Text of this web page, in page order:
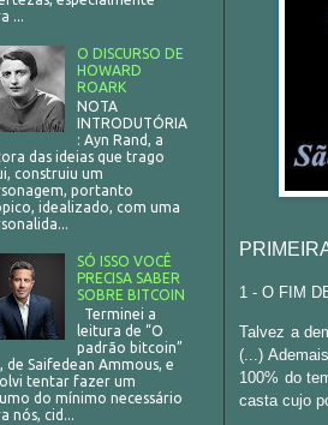
1 - O FIM
Talvez a
(...)
100% do
casta cujo
...
O DISCURSO DE
HOWARD
ROARK
NOTA
INTRODUTÓRIA
: Ayn Rand, a
das ideias que trago
construiu um
portanto
idealizado, com uma
SÓ ISSO VOCÊ
PRECISA SABER
SOBRE BITCOIN
Terminei a
leitura de “O
padrão bitcoin”
, de Saifedean Ammous, e
tentar fazer um
do mínimo necessário
nós, cid...